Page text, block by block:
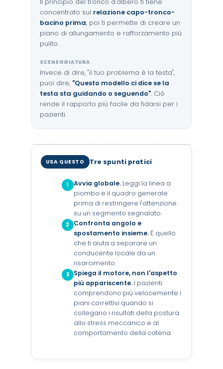
Il principio del tronco d'albero ti tiene
concentrato sul relazione capo-tronco-
bacino prima, poi ti permette di creare un
piano di allungamento e rafforzamento più
pulito.
SCENEGGIATURA
Invece di dire, "il tuo problema è la testa",
puoi dire, "Questo modello ci dice se la
testa sta guidando o seguendo". Ciò
rende il rapporto più facile da fidarsi per i
pazienti.
USA QUESTO Tre spunti pratici
1 Avvia globale.Leggi la linea a
piombo e il quadro generale
prima di restringere l'attenzione
su un segmento segnalato.
2
Confronta angolo e
spostamento insieme.È quello
che ti aiuta a separare un
conducente locale da un
risarcimento.
3
Spiega il motore, non l'aspetto
più appariscente.I pazienti
comprendono più velocemente i
piani correttivi quando si
collegano i risultati della postura
allo stress meccanico e al
comportamento della catena.